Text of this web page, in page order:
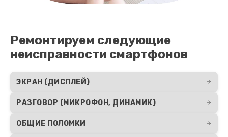
Ремонтируем следующие
неисправности смартфонов
ЭКРАН (ДИСПЛЕЙ)
РАЗГОВОР (МИКРОФОН, ДИНАМИК)
ОБЩИЕ ПОЛОМКИ